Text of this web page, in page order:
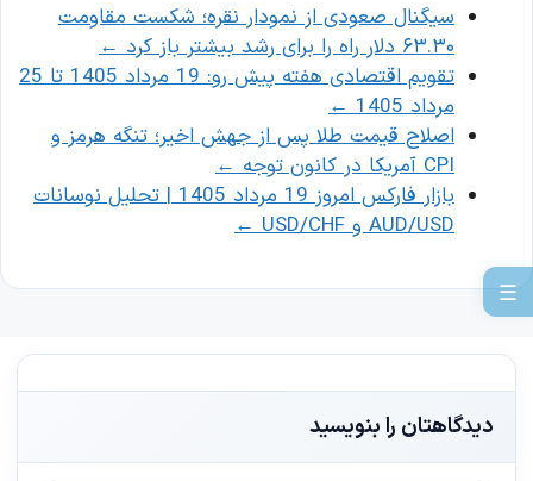
☰
سیگنال صعودی از نمودار نقره؛ شکست مقاومت
۶۳.۳۰ دلار راه را برای رشد بیشتر باز کرد
←
تقویم اقتصادی هفته پیش رو: 19 مرداد 1405 تا 25
مرداد 1405
←
اصلاح قیمت طلا پس از جهش اخیر؛ تنگه هرمز و
CPI آمریکا در کانون توجه
←
بازار فارکس امروز 19 مرداد 1405 | تحلیل نوسانات
AUD/USD و USD/CHF
←
دیدگاهتان را بنویسید